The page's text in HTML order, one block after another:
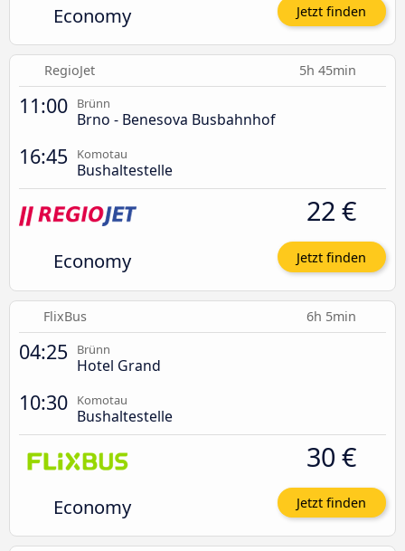
Economy Jetzt finden
RegioJet 5h 45min
11:00 Brünn
Brno - Benesova Busbahnhof
16:45 Komotau
Bushaltestelle
Economy
22 €
Jetzt finden
FlixBus 6h 5min
04:25 Brünn
Hotel Grand
10:30 Komotau
Bushaltestelle
Economy
30 €
Jetzt finden